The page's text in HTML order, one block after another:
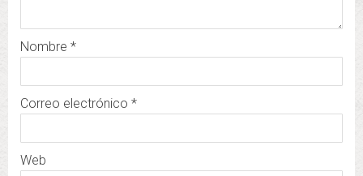
Nombre *
Correo electrónico *
Web